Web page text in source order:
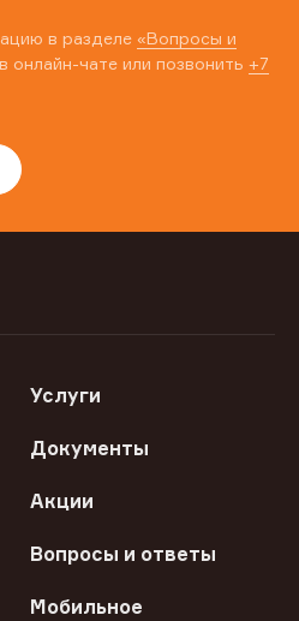
в разделе «Вопросы и
онлайн-чате или позвонить +7
Услуги
Документы
Акции
Вопросы и ответы
Мобильное